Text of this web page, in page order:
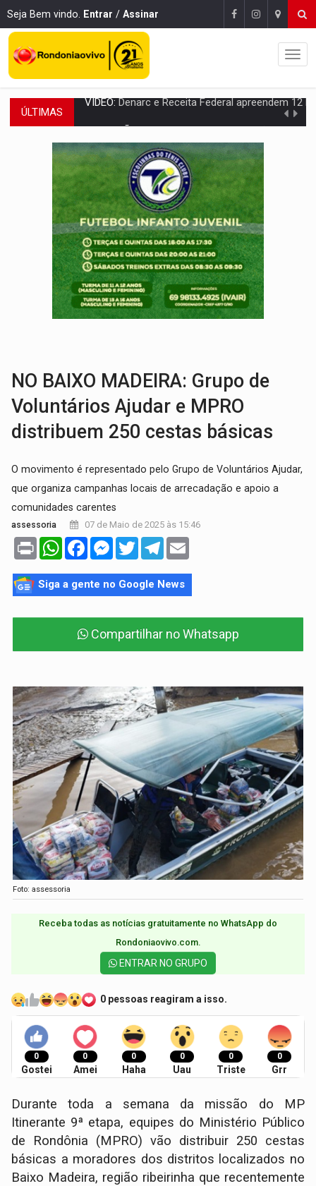
Seja Bem vindo. Entrar / Assinar
ÚLTIMAS Membros do CV são presos com armas e drogas
ENTRADA GRATUITA:Espetáculo As Marias Somos Nós será
VÍDEO: Três são presos após furto de motocicleta em frente
CELEBRAÇÃO:Cerejeiras completa 43 anos de emancipação com
SAÚDE:Anvisa desmente boato sobre presença de plástico ou
VÍDEO:Pitbulls fogem de residência e atacam casal de idosos
AÇÃO CONJUNTA:Forças policiais apreendem cerca de 1kg de
PF ESTÁ APURANDO:Flávio Bolsonaro escolhe Alfredo Gaspar como vice, alvo de
NO BAIXO MADEIRA: Grupo de
Voluntários Ajudar e MPRO
distribuem 250 cestas básicas
O movimento é representado pelo Grupo de Voluntários Ajudar,
que organiza campanhas locais de arrecadação e apoio a
comunidades carentes
assessoria 07 de Maio de 2025 às 15:46
Print WhatsAppFacebookMessenger
TwitterTelegram
Siga a gente no Google News
Compartilhar no Whatsapp
Foto: assessoria
Receba todas as notícias gratuitamente no WhatsApp do
Rondoniaovivo.com.​
ENTRAR NO GRUPO
0 pessoas reagiram a isso.
0
Gostei
0
Amei
0
Haha
0
Uau
0
Triste
0
Grr
Durante toda a semana da missão do MP
Itinerante 9ª etapa, equipes do Ministério Público
de Rondônia (MPRO) vão distribuir 250 cestas
básicas a moradores dos distritos localizados no
Baixo Madeira, região ribeirinha que recentemente